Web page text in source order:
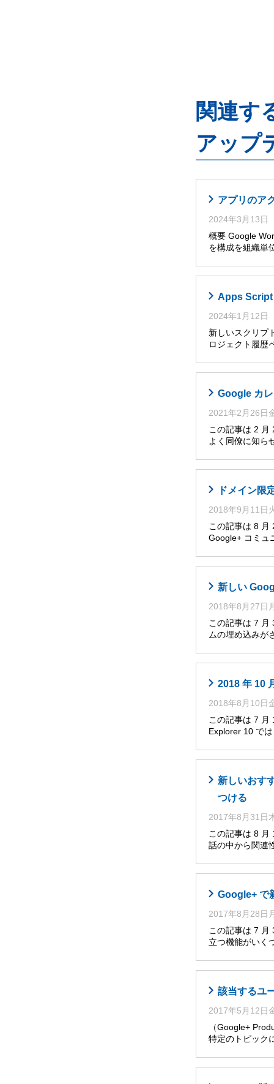
関連す
アップ
アプリのア
2024年3月13日
概要 Google
を構成を組織単
Apps Script
2024年1月12日
新しいスクリプ
ロジェクト履歴
Google カ
2021年2月26日
この記事は 2
よく同僚に知ら
ドメイン限
2018年9月11日
この記事は 8 月
Google+ コミュ
新しい
2018年8月27日
この記事は 7 月
ムの埋め込みが
2018 年 10
2018年8月10日
この記事は 7 月
Explorer 10 で
新しいおす
つける
2017年8月31日
この記事は 8 月
話の中から関連
Google+ で
2017年8月28日
この記事は 7 月
立つ機能がいく
該当するユ
2017年5月12日
（Google+
特定のトピック